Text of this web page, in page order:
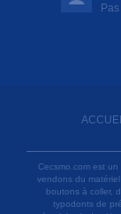
Cecsmo.com est
vendons du
boutons à coller,
typodonts de